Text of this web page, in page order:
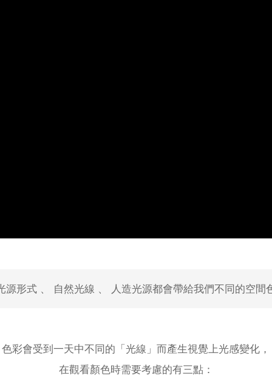
源形式 、 自然光線 、 人造光源都會帶給我們不同的空間
色彩會受到一天中不同的「光線」而產生視覺上光感變化，
在觀看顏色時需要考慮的有三點：